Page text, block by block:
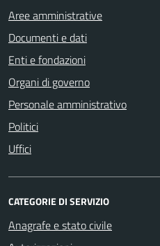
Aree amministrative
Documenti e dati
Enti e fondazioni
Organi di governo
Personale amministrativo
Politici
Uffici
CATEGORIE DI SERVIZIO
Anagrafe e stato civile